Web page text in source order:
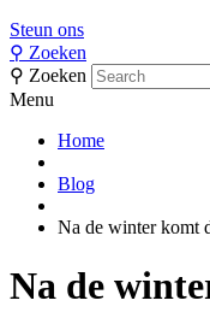
Steun ons
⚲ Zoeken
⚲ Zoeken
Menu
Home
Blog
Na de winter komt
Na de